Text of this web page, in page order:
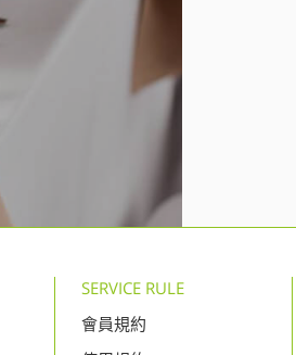
SERVICE RULE
會員規約